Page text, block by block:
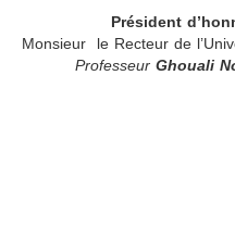
Président
Monsieur le Recteur de
Professeur Ghouali